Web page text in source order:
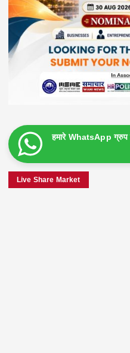
हमारे WhatsApp
Live Share Market